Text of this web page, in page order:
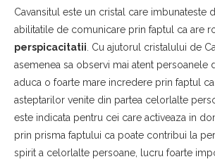
Cavansitul este un cristal care imbunateste
abilitatile de comunicare prin faptul ca are
perspicacitatii . Cu ajutorul cristalului de
asemenea sa observi mai atent persoanele
aduca o foarte mare incredere prin faptul
asteptarilor venite din partea celorlalte
este indicata pentru cei care activeaza in
prin prisma faptului ca poate contribui la
spirit a celorlalte persoane, lucru foarte